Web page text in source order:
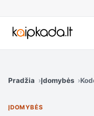
Pradžia Įdomybės
ĮDOMYBĖS